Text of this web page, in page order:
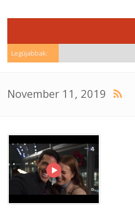
Legújabbak:
November 11, 2019